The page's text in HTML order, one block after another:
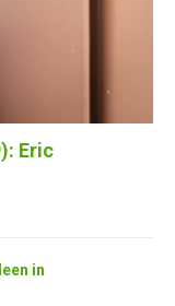
Eric
in